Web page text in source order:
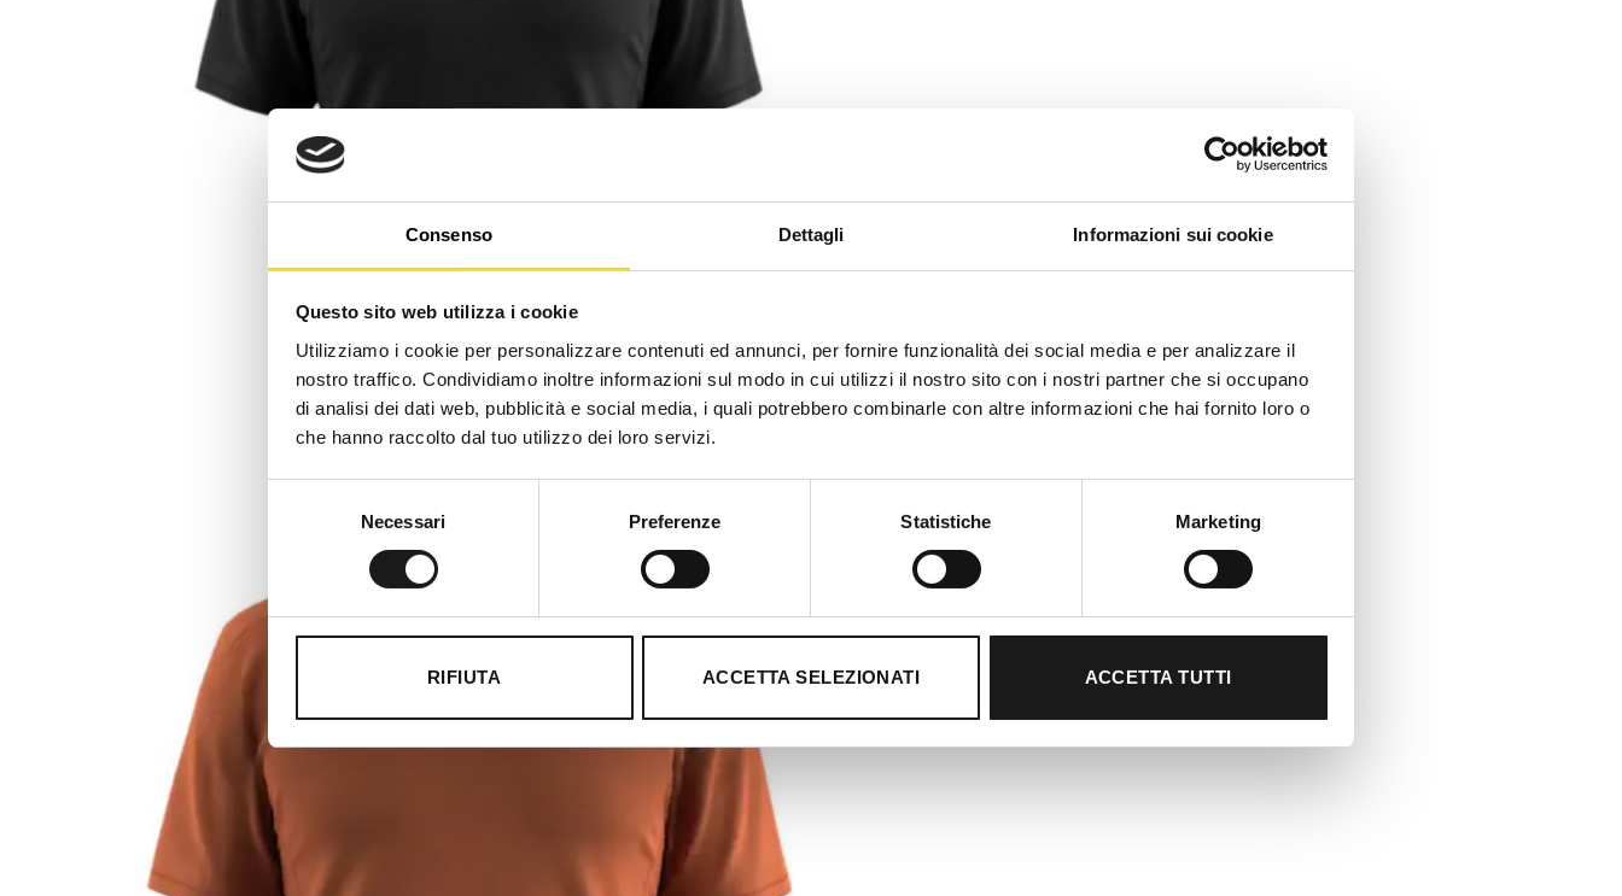
Consenso Dettagli Informazioni sui cookie
Questo sito web utilizza i cookie
Utilizziamo i cookie per personalizzare contenuti ed annunci, per fornire funzionalità dei social media e per analizzare il
nostro traffico. Condividiamo inoltre informazioni sul modo in cui utilizzi il nostro sito con i nostri partner che si occupano
di analisi dei dati web, pubblicità e social media, i quali potrebbero combinarle con altre informazioni che hai fornito loro o
che hanno raccolto dal tuo utilizzo dei loro servizi.
Necessari Preferenze Statistiche Marketing
RIFIUTA ACCETTA SELEZIONATI ACCETTA TUTTI